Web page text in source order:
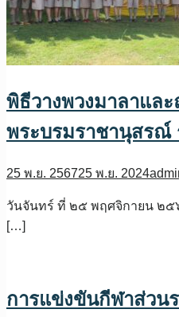
พิธีวางพวงมาลาแล
พระบรมราชานุสรณ์
25 พ.ย. 256725 พ.ย. 2024
วันจันทร์ ที่ ๒๕ พฤศจิกายน ๒
[…]
การแข่งขันกีฬาส่วน